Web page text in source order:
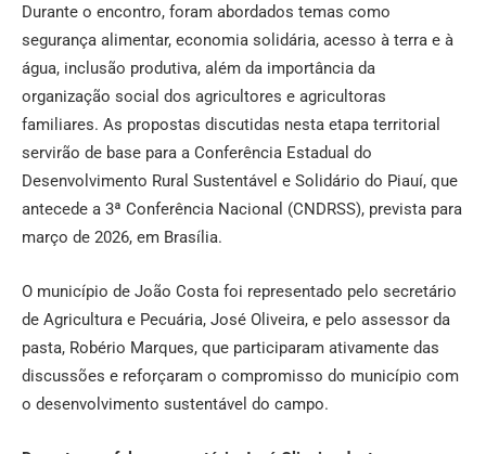
Durante o encontro, foram abordados temas como
segurança alimentar, economia solidária, acesso à terra e à
água, inclusão produtiva, além da importância da
organização social dos agricultores e agricultoras
familiares. As propostas discutidas nesta etapa territorial
servirão de base para a Conferência Estadual do
Desenvolvimento Rural Sustentável e Solidário do Piauí, que
antecede a 3ª Conferência Nacional (CNDRSS), prevista para
março de 2026, em Brasília.
O município de João Costa foi representado pelo secretário
de Agricultura e Pecuária, José Oliveira, e pelo assessor da
pasta, Robério Marques, que participaram ativamente das
discussões e reforçaram o compromisso do município com
o desenvolvimento sustentável do campo.